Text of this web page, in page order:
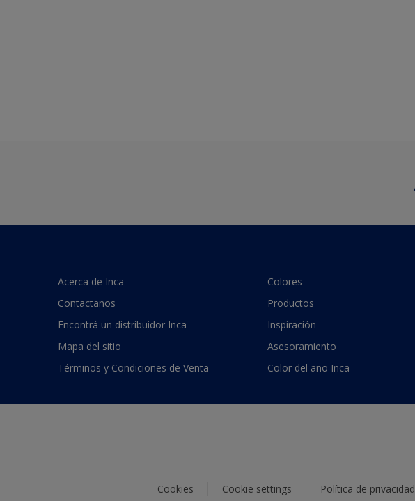
Acerca de Inca
Contactanos
Encontrá un distribuidor Inca
Mapa del sitio
Términos y Condiciones de Venta
Colores
Productos
Inspiración
Asesoramiento
Color del año Inca
Cookies Cookie settings Política de privacidad